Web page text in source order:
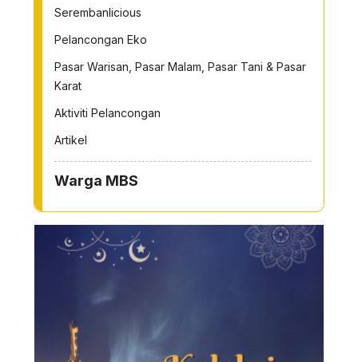
Serembanlicious
Pelancongan Eko
Pasar Warisan, Pasar Malam, Pasar Tani & Pasar
Karat
Aktiviti Pelancongan
Artikel
Warga MBS